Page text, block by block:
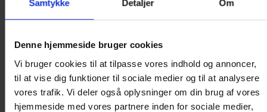
Samtykke Detaljer Om
Denne hjemmeside bruger cookies
Vi bruger cookies til at tilpasse vores indhold og annoncer,
til at vise dig funktioner til sociale medier og til at analysere
vores trafik. Vi deler også oplysninger om din brug af vores
hjemmeside med vores partnere inden for sociale medier,
Alle værelser har en 160 cm dobbeltseng, eget
5.196 DKK